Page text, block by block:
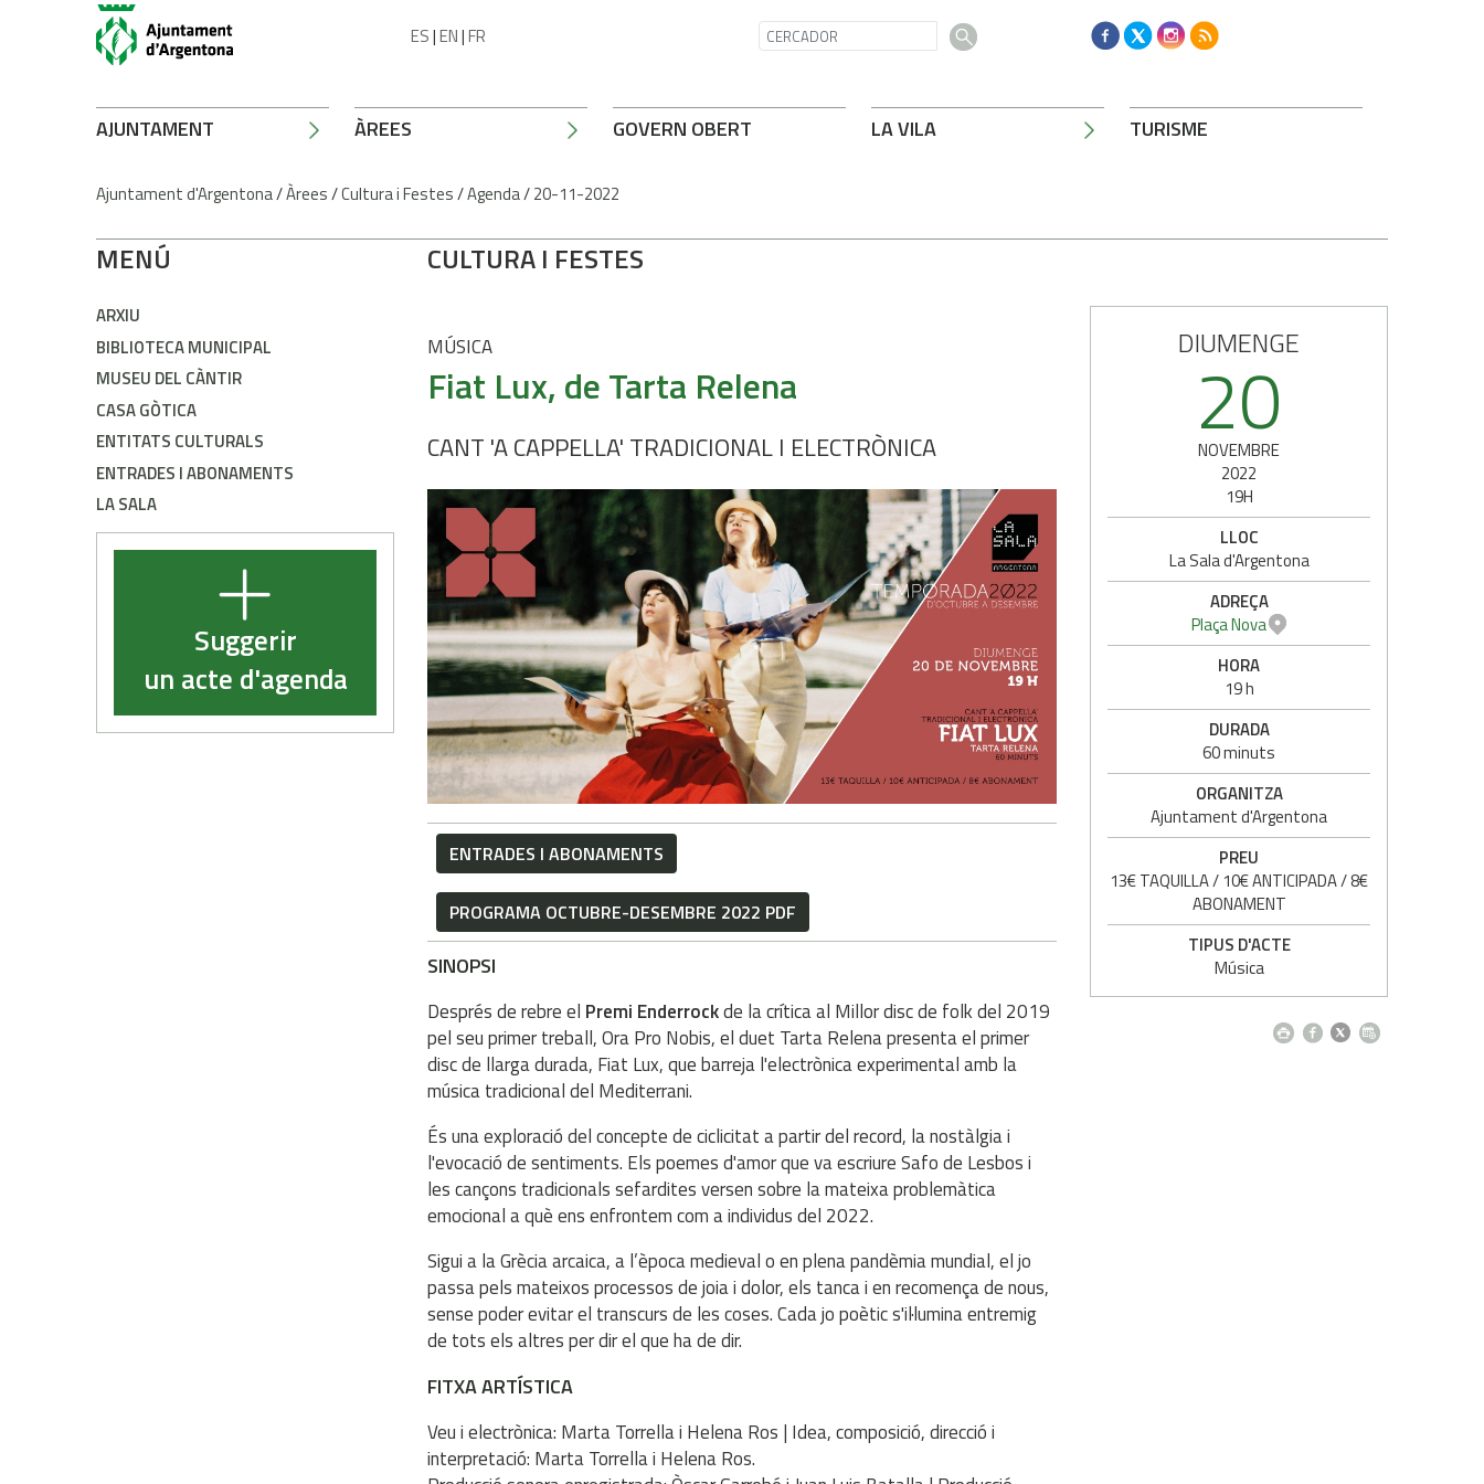
ES|EN|FR
AJUNTAMENT ÀREES GOVERN OBERT LA VILA TURISME
Ajuntament d'Argentona/Àrees/Cultura i Festes/Agenda/20-11-2022
MENÚ
ARXIU
BIBLIOTECA MUNICIPAL
MUSEU DEL CÀNTIR
CASA GÒTICA
ENTITATS CULTURALS
ENTRADES I ABONAMENTS
LA SALA
Suggerir
un acte d'agenda
CULTURA I FESTES
MÚSICA
Fiat Lux, de Tarta Relena
CANT 'A CAPPELLA' TRADICIONAL I ELECTRÒNICA
ENTRADES I ABONAMENTS
PROGRAMA OCTUBRE-DESEMBRE 2022 PDF
SINOPSI
Després de rebre el Premi Enderrockde la crítica al Millor disc de folk del 2019
pel seu primer treball, Ora Pro Nobis, el duet Tarta Relena presenta el primer
disc de llarga durada, Fiat Lux, que barreja l'electrònica experimental amb la
música tradicional del Mediterrani.
És una exploració del concepte de ciclicitat a partir del record, la nostàlgia i
l'evocació de sentiments. Els poemes d'amor que va escriure Safo de Lesbos i
les cançons tradicionals sefardites versen sobre la mateixa problemàtica
emocional a què ens enfrontem com a individus del 2022.
Sigui a la Grècia arcaica, a l’època medieval o en plena pandèmia mundial, el jo
passa pels mateixos processos de joia i dolor, els tanca i en recomença de nous,
sense poder evitar el transcurs de les coses. Cada jo poètic s'il·lumina entremig
de tots els altres per dir el que ha de dir.
FITXA ARTÍSTICA
Veu i electrònica: Marta Torrella i Helena Ros | Idea, composició, direcció i
interpretació: Marta Torrella i Helena Ros.
DIUMENGE
20
NOVEMBRE
2022
19H
LLOC
La Sala d'Argentona
ADREÇA
Plaça Nova
HORA
19 h
DURADA
60 minuts
ORGANITZA
Ajuntament d'Argentona
PREU
13€ TAQUILLA / 10€ ANTICIPADA / 8€
ABONAMENT
TIPUS D'ACTE
Música